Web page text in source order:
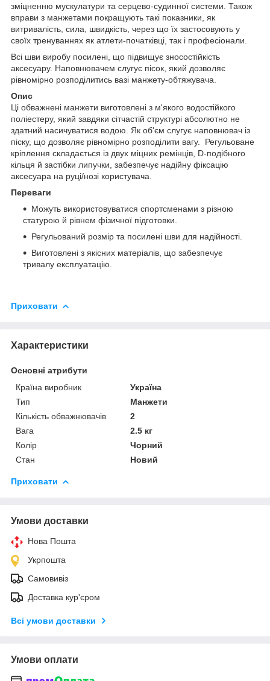
зміцненню мускулатури та серцево-судинної системи. Також
вправи з манжетами покращують такі показники, як
витривалість, сила, швидкість, через що їх застосовують у
своїх тренуваннях як атлети-початківці, так і професіонали.
Всі шви виробу посилені, що підвищує зносостійкість
аксесуару. Наповнювачем слугує пісок, який дозволяє
рівномірно розподілитись вазі манжету-обтяжувача.
Опис
Ці обважнені манжети виготовлені з м'якого водостійкого
поліестеру, який завдяки сітчастій структурі абсолютно не
здатний насичуватися водою. Як об'єм слугує наповнювач із
піску, що дозволяє рівномірно розподілити вагу. Регульоване
кріплення складається із двух міцних ремінців, D-подібного
кільця й застібки липучки, забезпечує надійну фіксацію
аксесуара на руці/нозі користувача.
Переваги
Можуть використовуватися спортсменами з різною
статурою й рівнем фізичної підготовки.
Регульований розмір та посилені шви для надійності.
Виготовлені з якісних матеріалів, що забезпечує
тривалу експлуатацію.
Приховати
Характеристики
Основні атрибути
Країна виробник
Україна
Тип
Манжети
Кількість обважнювачів
2
Вага
2.5 кг
Колір
Чорний
Стан
Новий
Приховати
Умови доставки
Нова Пошта
Укрпошта
Самовивіз
Доставка кур'єром
Всі умови доставки
Умови оплати